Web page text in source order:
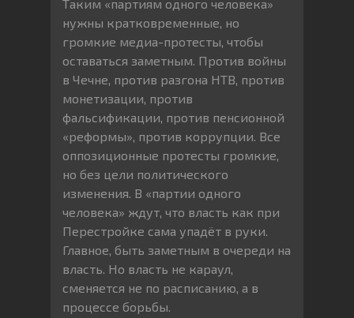
Таким «партиям одного человека»
нужны кратковременные, но
громкие медиа-протесты, чтобы
оставаться заметным. Против войны
в Чечне, против разгона НТВ, против
монетизации, против
фальсификации, против пенсионной
«реформы», против коррупции. Все
оппозиционные протесты громкие,
но без цели политического
изменения. В «партии одного
человека» ждут, что власть как при
Перестройке сама упадёт в руки.
Главное, быть заметным в очереди на
власть. Но власть не караул,
сменяется не по расписанию, а в
процессе борьбы.